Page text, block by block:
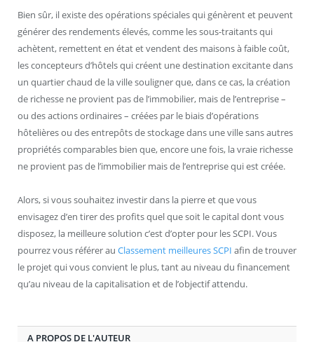
Bien sûr, il existe des opérations spéciales qui génèrent et peuvent
générer des rendements élevés, comme les sous-traitants qui
achètent, remettent en état et vendent des maisons à faible coût,
les concepteurs d’hôtels qui créent une destination excitante dans
un quartier chaud de la ville souligner que, dans ce cas, la création
de richesse ne provient pas de l’immobilier, mais de l’entreprise –
ou des actions ordinaires – créées par le biais d’opérations
hôtelières ou des entrepôts de stockage dans une ville sans autres
propriétés comparables bien que, encore une fois, la vraie richesse
ne provient pas de l’immobilier mais de l’entreprise qui est créée.
Alors, si vous souhaitez investir dans la pierre et que vous
envisagez d’en tirer des profits quel que soit le capital dont vous
disposez, la meilleure solution c’est d’opter pour les SCPI. Vous
pourrez vous référer au Classement meilleures SCPI afin de trouver
le projet qui vous convient le plus, tant au niveau du financement
qu’au niveau de la capitalisation et de l’objectif attendu.
A PROPOS DE L'AUTEUR